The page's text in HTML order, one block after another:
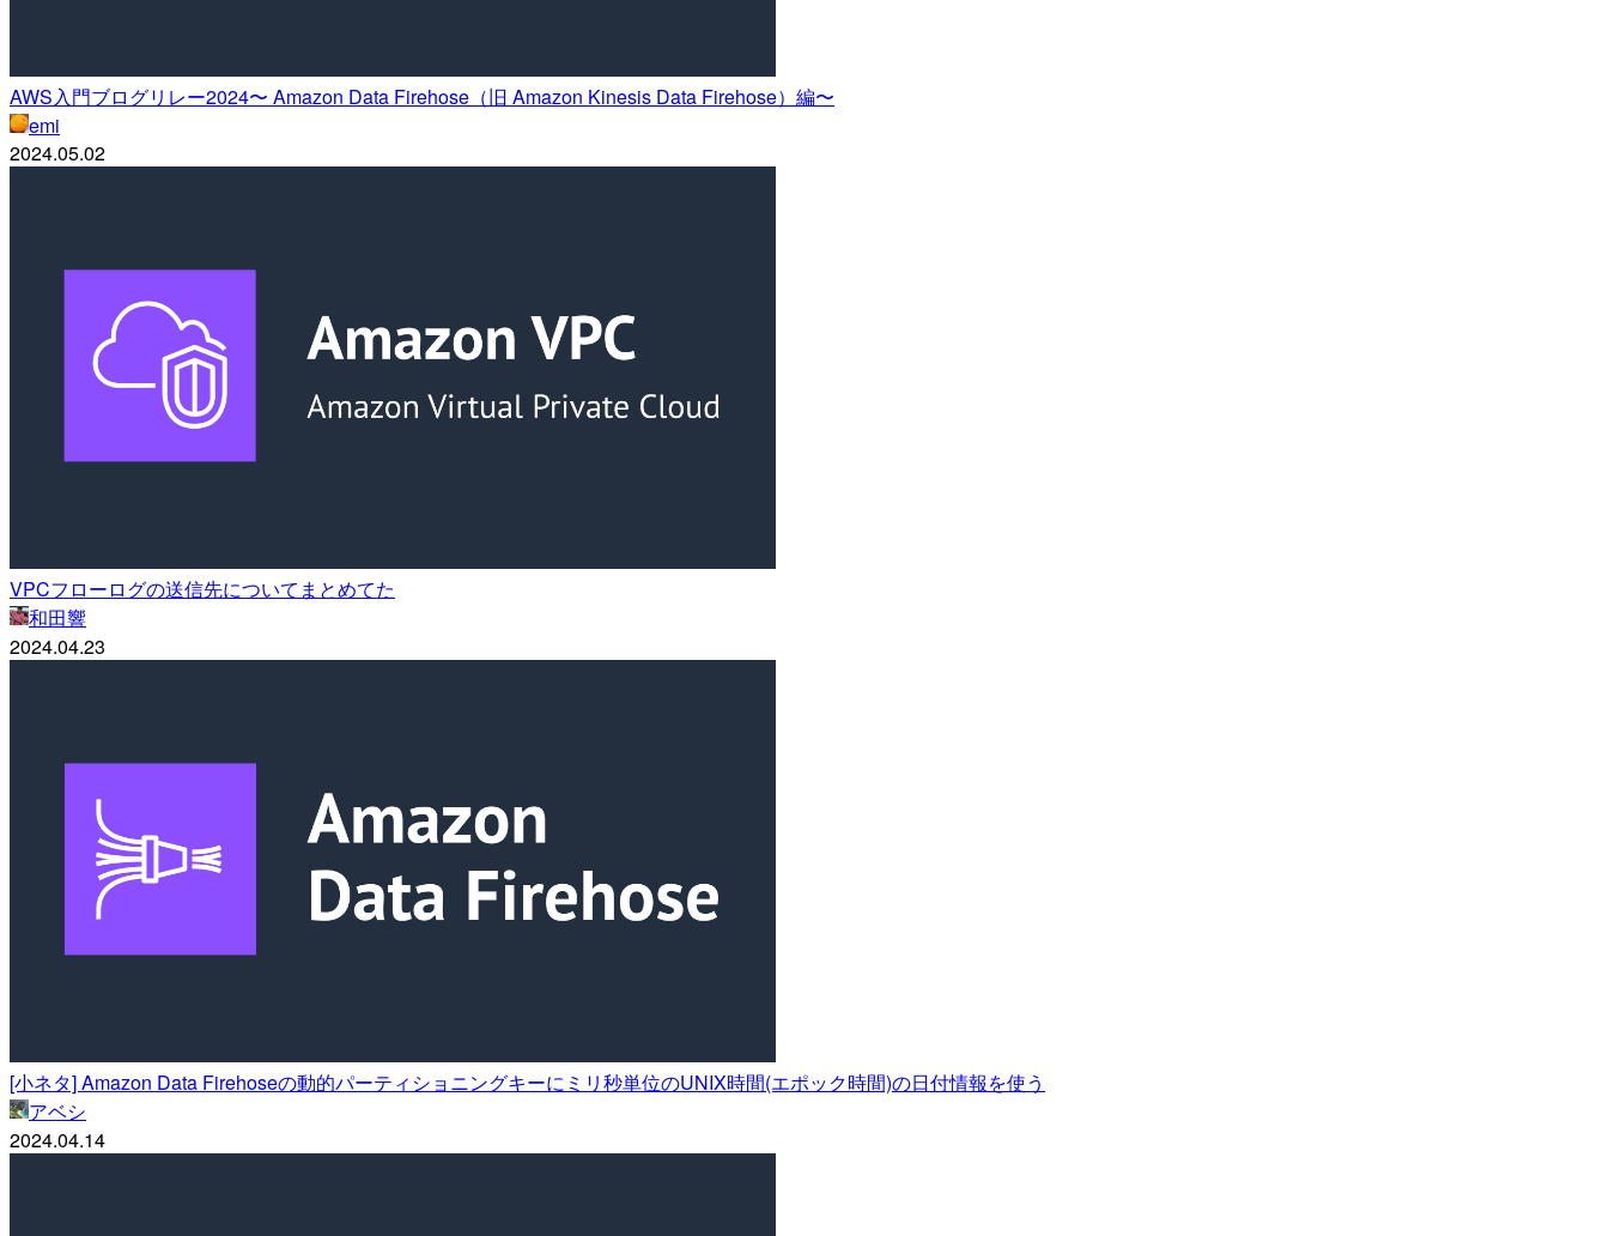
AWS入門ブログリレー2024〜 Amazon Data Firehose（旧 Amazon Kinesis Data Firehose）編〜
emi
2024.05.02
VPCフローログの送信先についてまとめてた
和田響
2024.04.23
[小ネタ] Amazon Data Firehoseの動的パーティショニングキーにミリ秒単位のUNIX時間(エポック時間)の日付情報を使う
アベシ
2024.04.14